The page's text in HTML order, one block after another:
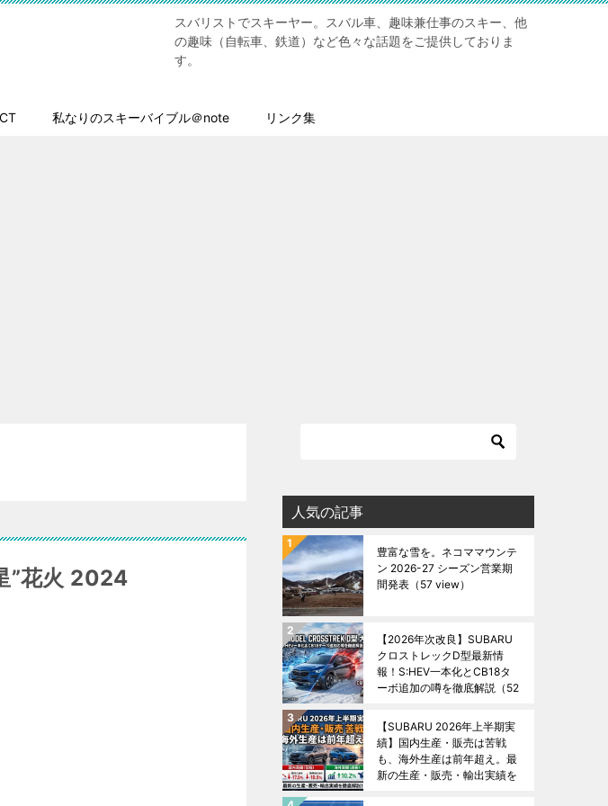
スバリストでスキーヤー。スバル車、趣味兼仕事のスキー、他
の趣味（自転車、鉄道）など色々な話題をご提供しておりま
す。
私なりのスキーバイブル＠note リンク集
”花火 2024
人気の記事
豊富な雪を。ネコママウンテ
ン 2026-27 シーズン営業期
間発表 （57 view）
【2026年次改良】SUBARU
クロストレックD型最新情
報！S:HEV一本化とCB18タ
ーボ追加の噂を徹底解説 （52
【SUBARU 2026年上半期実
績】国内生産・販売は苦戦
も、海外生産は前年超え。最
新の生産・販売・輸出実績を